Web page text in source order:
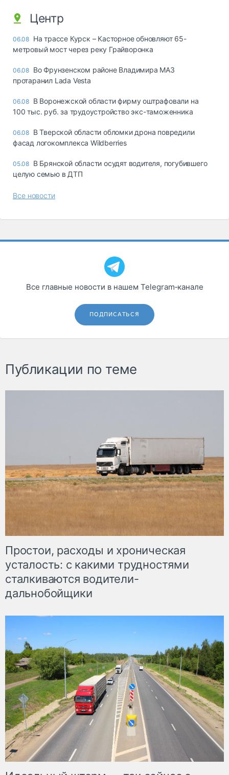
Центр
06.08 На трассе Курск – Касторное обновляют 65-
метровый мост через реку Грайворонка
06.08 Во Фрунзенском районе Владимира МАЗ
протаранил Lada Vesta
06.08 В Воронежской области фирму оштрафовали на
100 тыс. руб. за трудоустройство экс-таможенника
06.08 В Тверской области обломки дрона повредили
фасад логокомплекса Wildberries
05.08 В Брянской области осудят водителя, погубившего
целую семью в ДТП
Все новости
Все главные новости в нашем Telegram‑канале
ПОДПИСАТЬСЯ
Публикации по теме
Простои, расходы и хроническая
усталость: с какими трудностями
сталкиваются водители-
дальнобойщики